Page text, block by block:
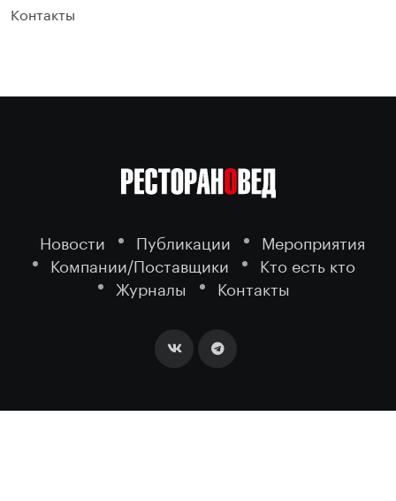
Контакты
Новости Публикации
Мероприятия
Компании/Поставщики
Кто есть кто
Журналы
Контакты